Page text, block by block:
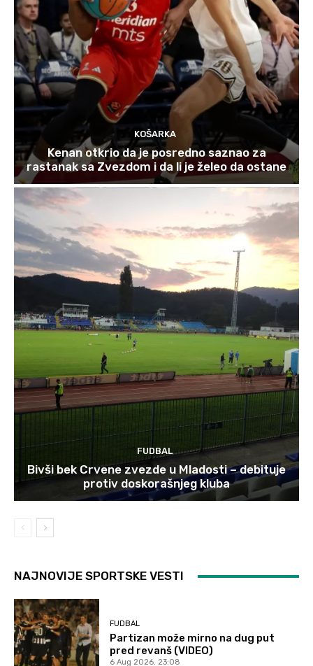
KOŠARKA
Kenan otkrio da je posredno saznao za
rastanak sa Zvezdom i da li je želeo da ostane
FUDBAL
Bivši bek Crvene zvezde u Mladosti – debituje
protiv doskorašnjeg kluba
NAJNOVIJE SPORTSKE VESTI
FUDBAL
Partizan može mirno na dug put
pred revanš (VIDEO)
6 Aug 2026. 23:08